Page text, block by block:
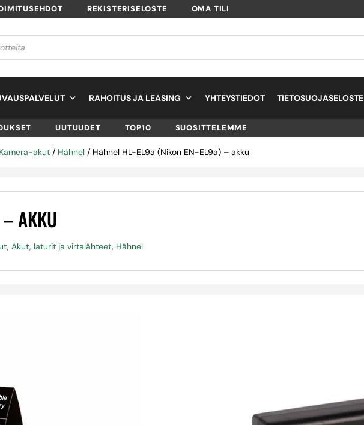
REKISTERISELOSTE OMA TILI
RAHOITUS JA LEASING YHTEYSTIEDOT TIETOSUOJASELOSTE
UUTUUDET TOP10 SUOSITTELEMME
Kamera-akut / Hähnel / Hähnel HL-EL9a (Nikon EN-EL9a) – akku
AKKU
, Akut, laturit ja virtalähteet, Hähnel
LISÄÄ OSTOSKORIIN